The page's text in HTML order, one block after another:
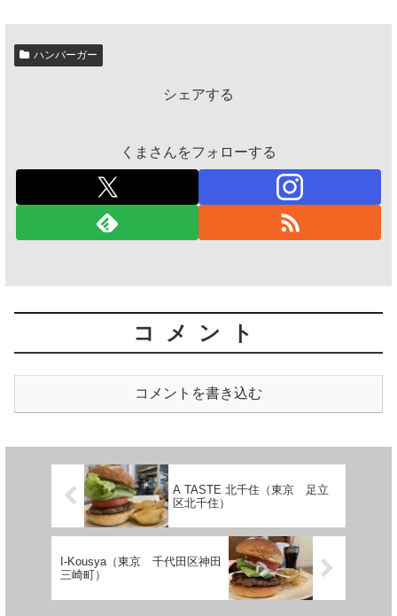
ハンバーガー
シェアする
くまさんをフォローする
コメント
コメントを書き込む
A TASTE 北千住（東京 足立
区北千住）
I-Kousya（東京 千代田区神田
三崎町）